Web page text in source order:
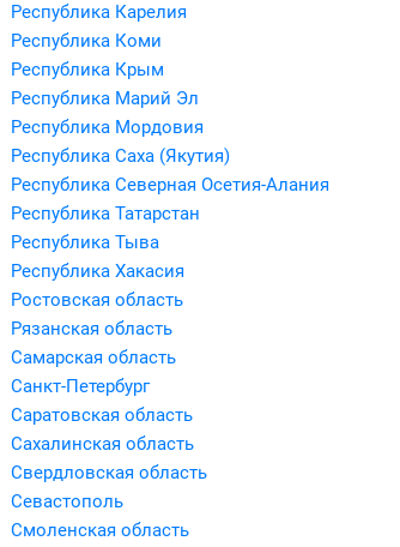
Республика Карелия
Республика Коми
Республика Крым
Республика Марий Эл
Республика Мордовия
Республика Саха (Якутия)
Республика Северная Осетия-Алания
Республика Татарстан
Республика Тыва
Республика Хакасия
Ростовская область
Рязанская область
Самарская область
Санкт-Петербург
Саратовская область
Сахалинская область
Свердловская область
Севастополь
Смоленская область